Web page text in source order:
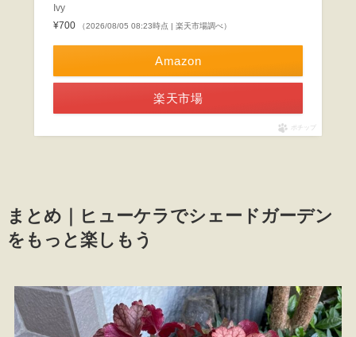
Ivy
¥700
（2026/08/05 08:23時点 | 楽天市場調べ）
Amazon
楽天市場
ポチップ
まとめ｜ヒューケラでシェードガーデン
をもっと楽しもう